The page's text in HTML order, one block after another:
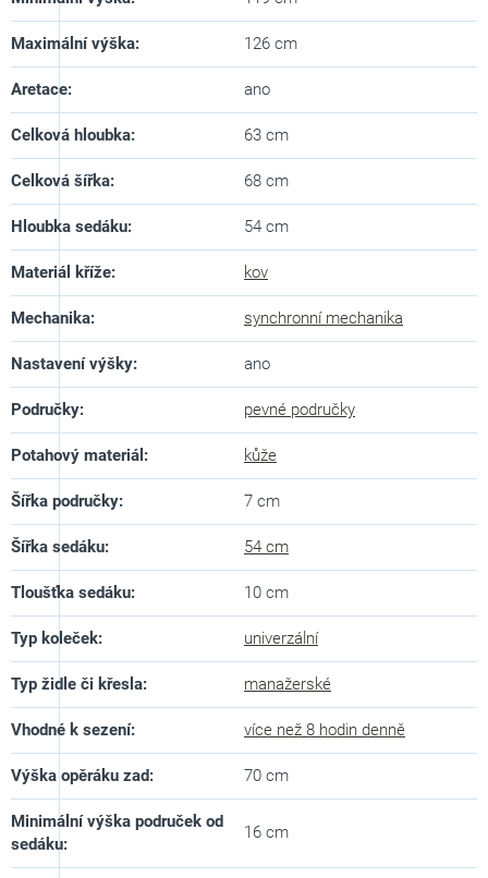
Maximální výška: 126 cm
Aretace: ano
Celková hloubka: 63 cm
Celková šířka: 68 cm
Hloubka sedáku: 54 cm
Materiál kříže: kov
Mechanika: synchronní mechanika
Nastavení výšky: ano
Područky: pevné područky
Potahový materiál : kůže
Šířka područky: 7 cm
Šířka sedáku: 54 cm
Tloušťka sedáku: 10 cm
Typ koleček: univerzální
Typ židle či křesla: manažerské
Vhodné k sezení: více než 8 hodin denně
Výška opěráku zad: 70 cm
Minimální výška područek od
sedáku:
16 cm